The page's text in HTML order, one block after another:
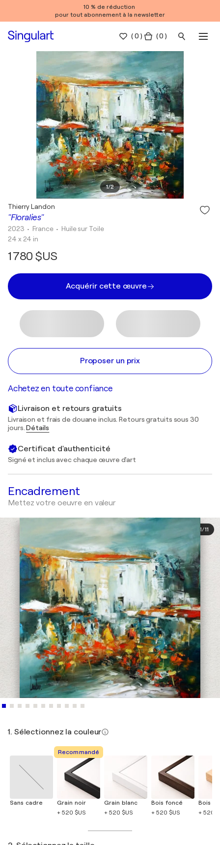
10 % de réduction
pour tout abonnement à la newsletter
(0 ) ( 0 )
1/2
"Floralies"
Thierry Landon
2023 • France • Huile sur Toile
24 x 24 in
1 780 $US
Acquérir cette œuvre
Proposer un prix
Achetez en toute confiance
Livraison et retours gratuits
Livraison et frais de douane inclus. Retours gratuits sous 30
jours.Détails
Certificat d'authenticité
Signé et inclus avec chaque œuvre d'art
Encadrement
Mettez votre oeuvre en valeur
1/11
1. Sélectionnez la couleur
Sans cadre
Recommandé
Grain noir
+ 520 $US
Grain blanc
+ 520 $US
Bois foncé
+ 520 $US
Bois
+ 520